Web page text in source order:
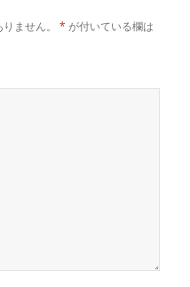
ません。 * が付いている欄は